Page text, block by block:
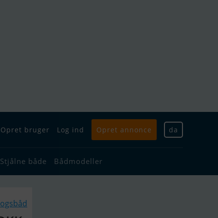
Opret bruger Log ind Opret annonce da
Stjålne både Bådmodeller